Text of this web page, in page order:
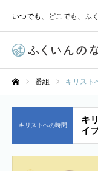
いつでも、どこでも、ふ
番組 キリスト
キリストへの時間
キ
イ